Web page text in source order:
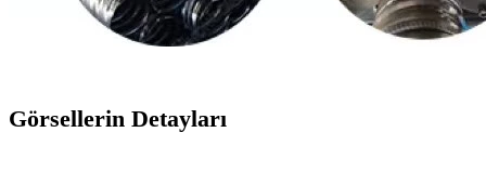
Görsellerin Detayları